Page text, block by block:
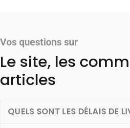
Vos questions sur
Le site, les
articles
QUELS SONT LES DÉLAIS DE